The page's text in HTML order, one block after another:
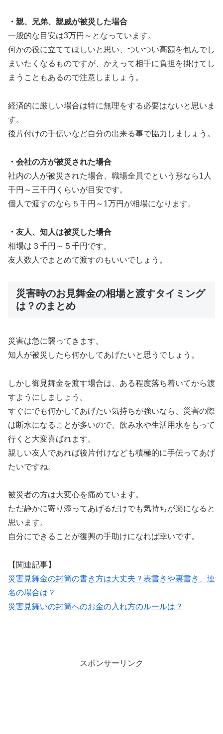
・親、兄弟、親戚が被災した場合
一般的な目安は3万円～となっています。
何かの役に立ててほしいと思い、ついつい高額を包んでし
まいたくなるものですが、かえって相手に負担を掛けてし
まうこともあるので注意しましょう。
経済的に厳しい場合は特に無理をする必要はないと思いま
す。
後片付けの手伝いなど自分の出来る事で協力しましょう。
・会社の方が被災された場合
社内の人が被災された場合、職場全員でという形なら1人
千円～三千円くらいが目安です。
個人で渡すのなら５千円～1万円が相場になります。
・友人、知人は被災した場合
相場は３千円～５千円です。
友人数人でまとめて渡すのもいいでしょう。
災害時のお見舞金の相場と渡すタイミング
は？のまとめ
災害は急に襲ってきます。
知人が被災したら何かしてあげたいと思うでしょう。
しかし御見舞金を渡す場合は、ある程度落ち着いてから渡
すようにしましょう。
すぐにでも何かしてあげたい気持ちが強いなら、災害の際
は断水になることが多いので、飲み水や生活用水をもって
行くと大変喜ばれます。
親しい友人であれば後片付けなども積極的に手伝ってあげ
たいですね。
被災者の方は大変心を痛めています。
ただ静かに寄り添ってあげるだけでも気持ちが楽になると
思います。
自分にできることが復興の手助けになれば幸いです。
【関連記事】
災害見舞金の封筒の書き方は大丈夫？表書きや裏書き、連
名の場合は？
災害見舞いの封筒へのお金の入れ方のルールは？
スポンサーリンク